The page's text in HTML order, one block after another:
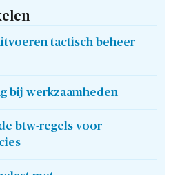
tactisch beheer
bij werkzaamheden
btw-regels voor